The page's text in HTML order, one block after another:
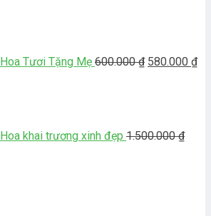
Hoa Tươi Tặng Mẹ 600.000₫ 580.000 ₫
Hoa khai trương xinh đẹp 1.500.000₫